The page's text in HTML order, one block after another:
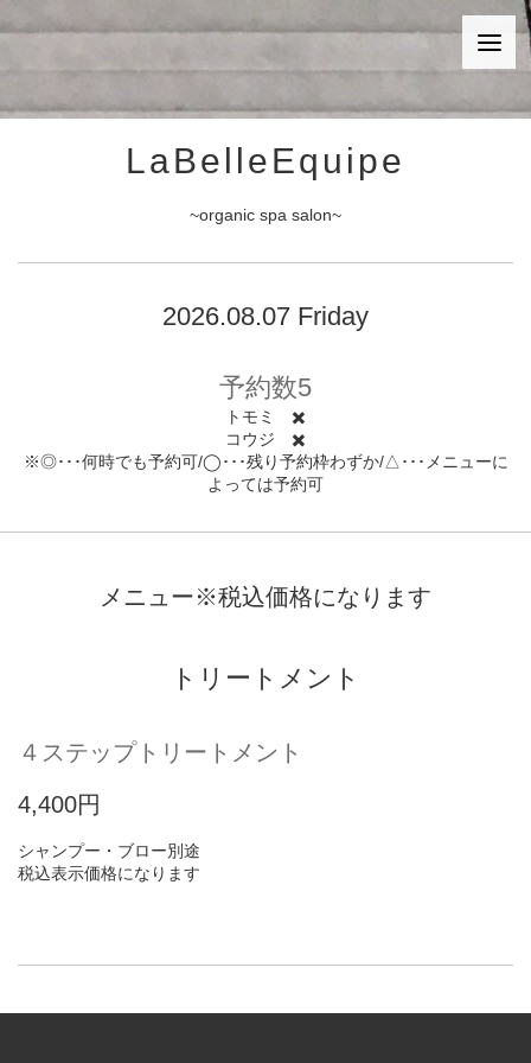
LaBelleEquipe
~organic spa salon~
2026.08.07 Friday
予約数5
トモミ ✖️
コウジ ✖️
※◎･･･何時でも予約可/◯･･･残り予約枠わずか/△･･･メニューに
よっては予約可
メニュー※税込価格になります
トリートメント
４ステップトリートメント
4,400円
シャンプー・ブロー別途
税込表示価格になります